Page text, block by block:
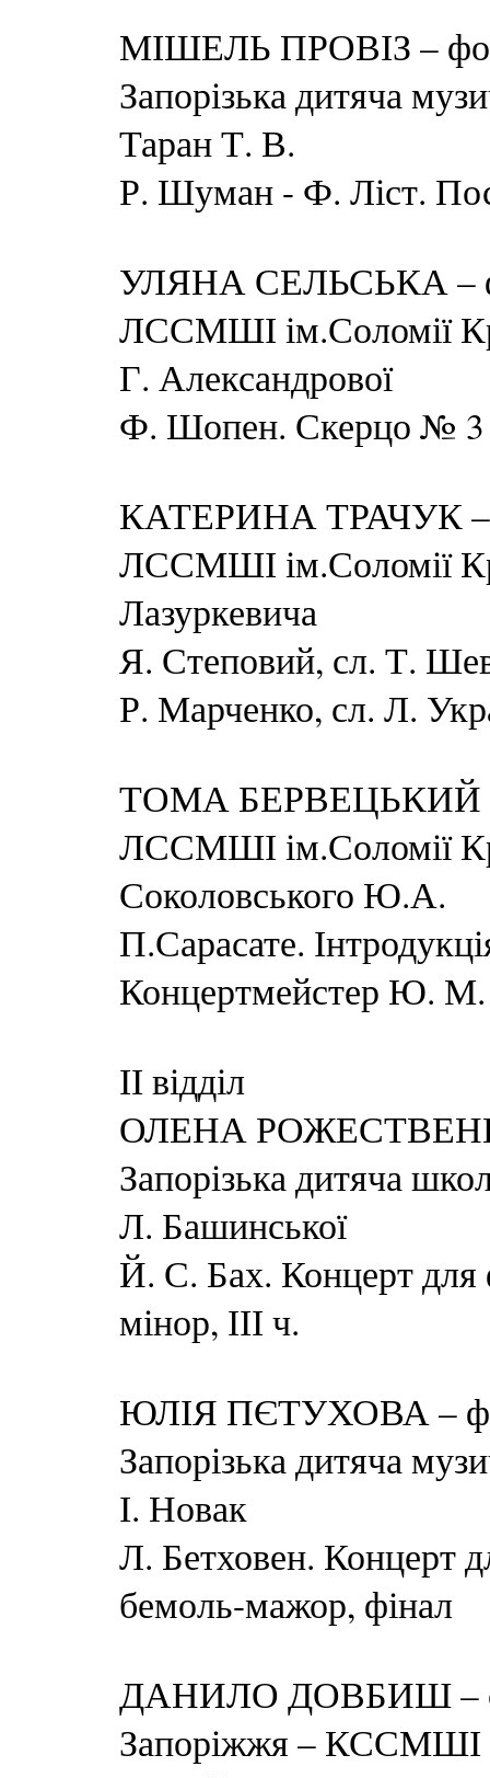
МІШЕЛЬ ПРОВІЗ –
Запорізька дитяча
Таран Т. В.
Р. Шуман - Ф. Ліст.
УЛЯНА СЕЛЬСЬКА –
ЛССМШІ ім.Соломії
Г. Александрової
Ф. Шопен. Скерцо № 3
КАТЕРИНА ТРАЧУК –
ЛССМШІ ім.Соломії
Лазуркевича
Я. Степовий, сл. Т.
Р. Марченко, сл. Л.
ТОМА БЕРВЕЦЬКИЙ –
ЛССМШІ ім.Соломії
Соколовського Ю.А.
П.Сарасате.
Концертмейстер Ю.
ІІ відділ
ОЛЕНА РОЖЕСТВЕННА
Запорізька дитяча
Л. Башинської
Й. С. Бах. Концерт для
мінор, ІІІ ч.
ЮЛІЯ ПЄТУХОВА –
Запорізька дитяча
І. Новак
Л. Бетховен. Концерт
бемоль-мажор, фінал
ДАНИЛО ДОВБИШ –
Запоріжжя – КССМШІ